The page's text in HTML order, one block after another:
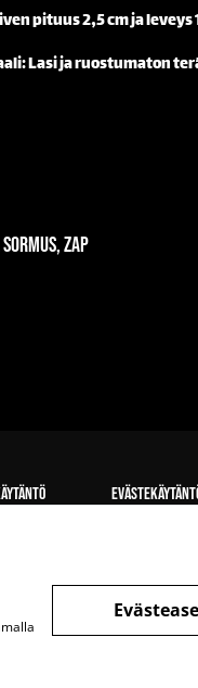
pituus 2,5 cm ja
Lasi ja ruostumaton
Zap